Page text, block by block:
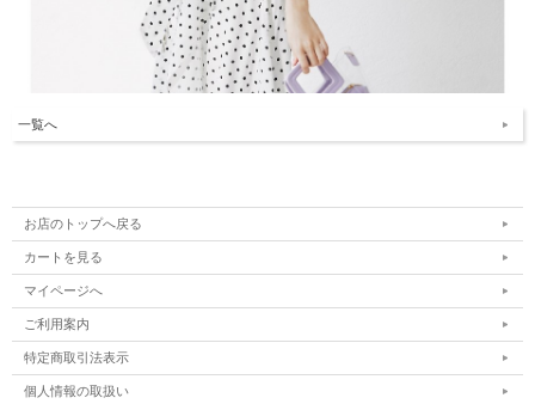
一覧へ
お店のトップへ戻る
カートを見る
マイページへ
ご利用案内
特定商取引法表示
個人情報の取扱い